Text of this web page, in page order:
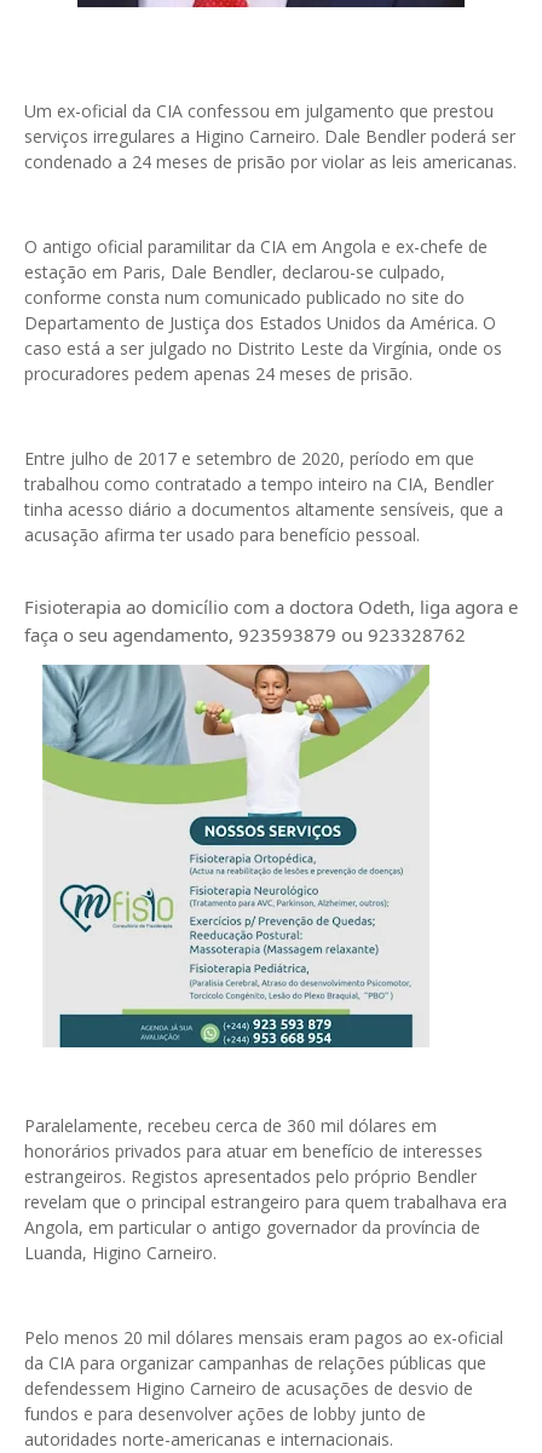
Um ex-oficial da CIA confessou em julgamento que prestou
serviços irregulares a Higino Carneiro. Dale Bendler poderá ser
condenado a 24 meses de prisão por violar as leis americanas.
O antigo oficial paramilitar da CIA em Angola e ex-chefe de
estação em Paris, Dale Bendler, declarou-se culpado,
conforme consta num comunicado publicado no site do
Departamento de Justiça dos Estados Unidos da América. O
caso está a ser julgado no Distrito Leste da Virgínia, onde os
procuradores pedem apenas 24 meses de prisão.
Entre julho de 2017 e setembro de 2020, período em que
trabalhou como contratado a tempo inteiro na CIA, Bendler
tinha acesso diário a documentos altamente sensíveis, que a
acusação afirma ter usado para benefício pessoal.
Fisioterapia ao domicílio com a doctora Odeth, liga agora e
faça o seu agendamento, 923593879 ou 923328762
Paralelamente, recebeu cerca de 360 mil dólares em
honorários privados para atuar em benefício de interesses
estrangeiros. Registos apresentados pelo próprio Bendler
revelam que o principal estrangeiro para quem trabalhava era
Angola, em particular o antigo governador da província de
Luanda, Higino Carneiro.
Pelo menos 20 mil dólares mensais eram pagos ao ex-oficial
da CIA para organizar campanhas de relações públicas que
defendessem Higino Carneiro de acusações de desvio de
fundos e para desenvolver ações de lobby junto de
autoridades norte-americanas e internacionais.